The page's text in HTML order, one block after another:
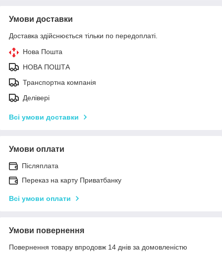
Умови доставки
Доставка здійснюється тільки по передоплаті.
Нова Пошта
НОВА ПОШТА
Транспортна компанія
Делівері
Всі умови доставки
Умови оплати
Післяплата
Переказ на карту Приватбанку
Всі умови оплати
Умови повернення
Повернення товару впродовж 14 днів за домовленістю